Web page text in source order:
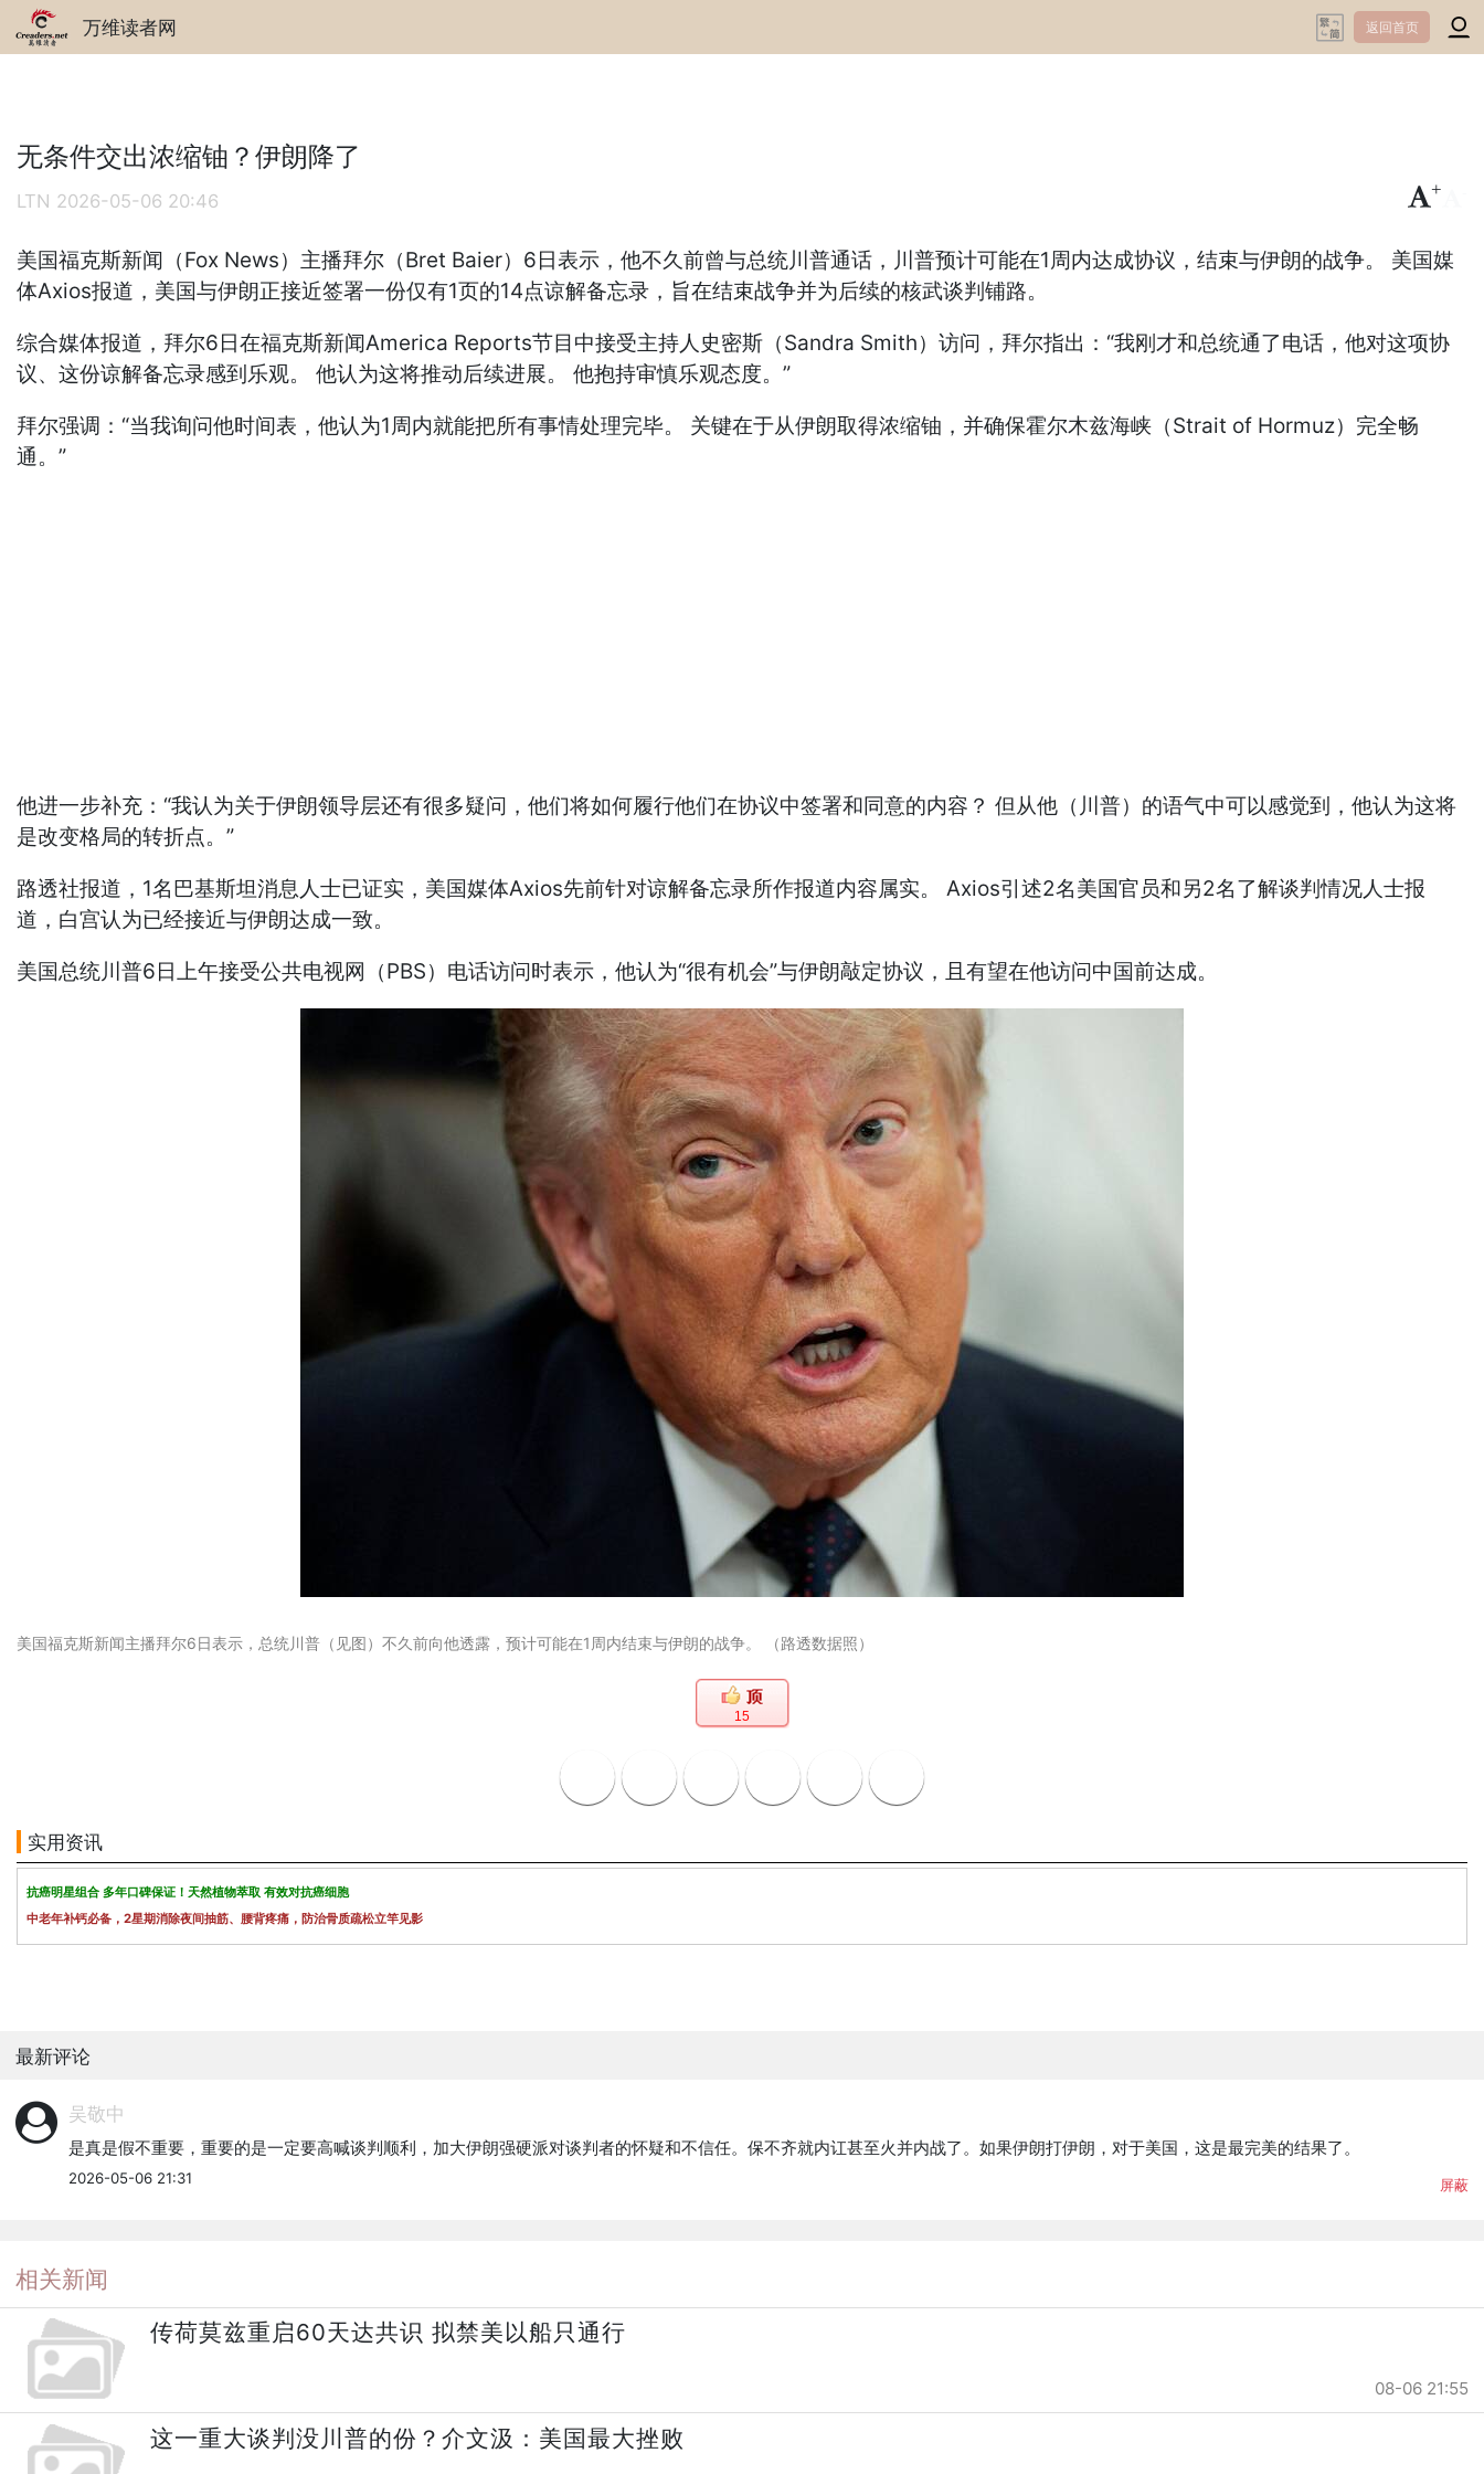
万维读者网 返回首页
无条件交出浓缩铀？伊朗降了
LTN 2026-05-06 20:46
+
美国福克斯新闻（Fox News）主播拜尔（Bret Baier）6日表示，他不久前曾与总统川普通话，川普预计可能在1周内达成协议，结束与伊朗的战争。 美国媒
体Axios报道，美国与伊朗正接近签署一份仅有1页的14点谅解备忘录，旨在结束战争并为后续的核武谈判铺路。
综合媒体报道，拜尔6日在福克斯新闻America Reports节目中接受主持人史密斯（Sandra Smith）访问，拜尔指出：“我刚才和总统通了电话，他对这项协
议、这份谅解备忘录感到乐观。 他认为这将推动后续进展。 他抱持审慎乐观态度。”
拜尔强调：“当我询问他时间表，他认为1周内就能把所有事情处理完毕。 关键在于从伊朗取得浓缩铀，并确保霍尔木兹海峡（Strait of Hormuz）完全畅
通。”
他进一步补充：“我认为关于伊朗领导层还有很多疑问，他们将如何履行他们在协议中签署和同意的内容？ 但从他（川普）的语气中可以感觉到，他认为这将
是改变格局的转折点。”
路透社报道，1名巴基斯坦消息人士已证实，美国媒体Axios先前针对谅解备忘录所作报道内容属实。 Axios引述2名美国官员和另2名了解谈判情况人士报
道，白宫认为已经接近与伊朗达成一致。
美国总统川普6日上午接受公共电视网（PBS）电话访问时表示，他认为“很有机会”与伊朗敲定协议，且有望在他访问中国前达成。
美国福克斯新闻主播拜尔6日表示，总统川普（见图）不久前向他透露，预计可能在1周内结束与伊朗的战争。 （路透数据照）
15
实用资讯
抗癌明星组合 多年口碑保证！天然植物萃取 有效对抗癌细胞
中老年补钙必备，2星期消除夜间抽筋、腰背疼痛，防治骨质疏松立竿见影
最新评论
吴敬中
是真是假不重要，重要的是一定要高喊谈判顺利，加大伊朗强硬派对谈判者的怀疑和不信任。保不齐就内讧甚至火并内战了。如果伊朗打伊朗，对于美国，这是最完美的结果了。
2026-05-06 21:31 屏蔽
相关新闻
传荷莫兹重启60天达共识 拟禁美以船只通行
08-06 21:55
这一重大谈判没川普的份？介文汲：美国最大挫败